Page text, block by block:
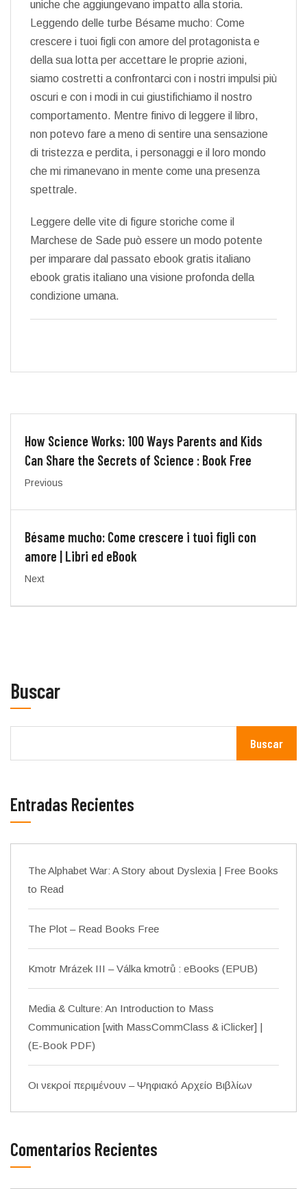
uniche che aggiungevano impatto alla storia.
Leggendo delle turbe Bésame mucho: Come
crescere i tuoi figli con amore del protagonista e
della sua lotta per accettare le proprie azioni,
siamo costretti a confrontarci con i nostri impulsi più
oscuri e con i modi in cui giustifichiamo il nostro
comportamento. Mentre finivo di leggere il libro,
non potevo fare a meno di sentire una sensazione
di tristezza e perdita, i personaggi e il loro mondo
che mi rimanevano in mente come una presenza
spettrale.
Leggere delle vite di figure storiche come il
Marchese de Sade può essere un modo potente
per imparare dal passato ebook gratis italiano
ebook gratis italiano una visione profonda della
condizione umana.
How Science Works: 100 Ways Parents and Kids
Can Share the Secrets of Science : Book Free
Previous
Bésame mucho: Come crescere i tuoi figli con
amore | Libri ed eBook
Next
Buscar
Buscar
Entradas Recientes
The Alphabet War: A Story about Dyslexia | Free Books
to Read
The Plot – Read Books Free
Kmotr Mrázek III – Válka kmotrů : eBooks (EPUB)
Media & Culture: An Introduction to Mass
Communication [with MassCommClass & iClicker] |
(E-Book PDF)
Οι νεκροί περιμένουν – Ψηφιακό Αρχείο Βιβλίων
Comentarios Recientes